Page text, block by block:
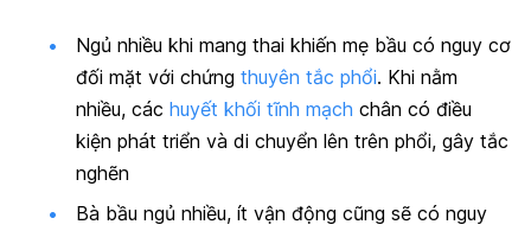
Ngủ nhiều khi mang thai khiến mẹ bầu có nguy cơ
đối mặt với chứng thuyên tắc phổi. Khi nằm
nhiều, các huyết khối tĩnh mạch chân có điều
kiện phát triển và di chuyển lên trên phổi, gây tắc
nghẽn
Bà bầu ngủ nhiều, ít vận động cũng sẽ có nguy